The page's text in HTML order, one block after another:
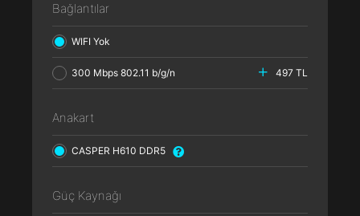
Bağlantılar
WIFI Yok
300 Mbps 802.11 b/g/n 497 TL
Anakart
CASPER H610 DDR5
Güç Kaynağı